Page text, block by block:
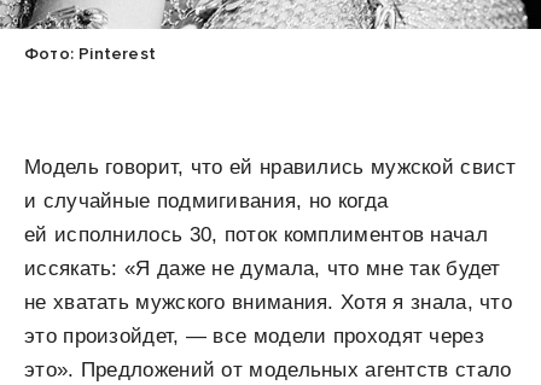
Фото: Pinterest
Модель говорит, что ей нравились мужской свист
и случайные подмигивания, но когда
ей исполнилось 30, поток комплиментов начал
иссякать: «Я даже не думала, что мне так будет
не хватать мужского внимания. Хотя я знала, что
это произойдет, — все модели проходят через
это». Предложений от модельных агентств стало